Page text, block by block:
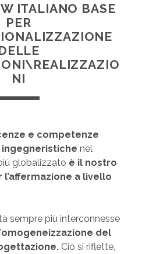
ITALIANO BASE
PER
NI
e competenze
nel
globalizzato è il nostro
a livello
sempre più interconnesse
omogeneizzazione del
Ciò si riflette,